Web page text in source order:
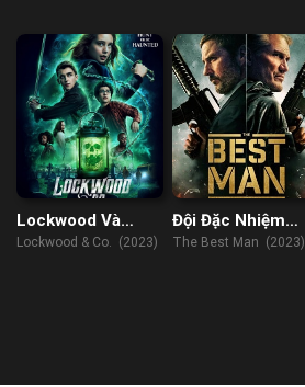
Lockwood Và
Đồng Sự
Lockwood & Co. (2023)
Đội Đặc Nhiệm
Phù Rể
The Best Man (2023)